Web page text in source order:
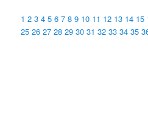
1 2 3 4 5 6 7 8 9 10 11 12 13 14 15
25 26 27 28 29 30 31 32 33 34 35